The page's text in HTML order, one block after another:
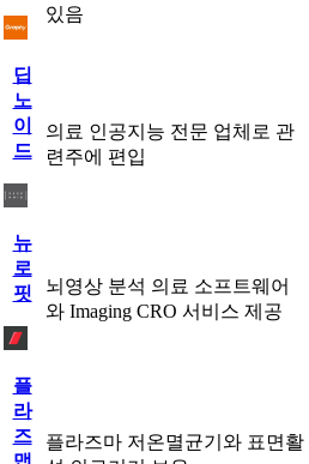
있음
딥
노
이
드
의료 인공지능 전문 업체로 관
련주에 편입
뉴
로
핏
뇌영상 분석 의료 소프트웨어
와 Imaging CRO 서비스 제공
플
라
즈
플라즈마 저온멸균기와 표면활